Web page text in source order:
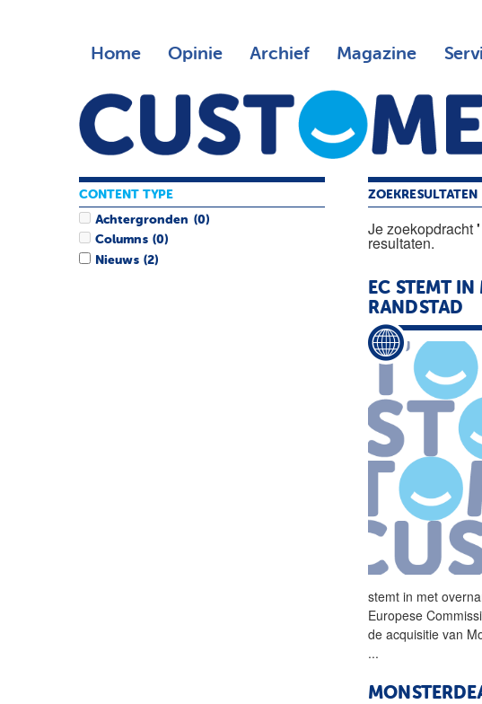
Home Opinie Archief Magazine
ZOEKRESULTATEN
Je zoekopdracht'
resultaten.
EC STEMT IN
RANDSTAD
stemt in met
Europese
de acquisitie van
...
CONTENT TYPE
Achtergronden (0)
Columns (0)
Nieuws (2)